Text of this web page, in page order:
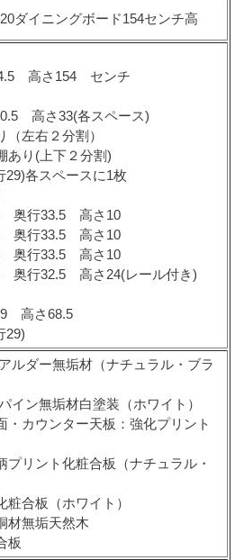
ダイニングボード154センチ高
高さ154 センチ
高さ33(各スペース)
左右２分割）
あり(上下２分割)
各スペースに1枚
行33.5 高さ10
行33.5 高さ10
行33.5 高さ10
行32.5 高さ24(レール付き)
高さ68.5
29)
ルダー無垢材（ナチュラル・ブラ
イン無垢材白塗装（ホワイト）
・カウンター天板：強化プリント
プリント化粧合板（ナチュラル・
粧合板（ホワイト）
材無垢天然木
板